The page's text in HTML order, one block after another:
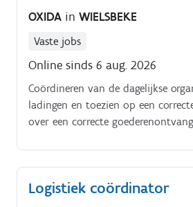
OXIDA in WIELSBEKE
Vaste jobs
Online sinds 6 aug. 2026
Coördineren van de dagelijkse
ladingen en toezien op een
over een correcte
van zendingen Dagelijks opvolgen
het rollend materieel met
veiligheid en onderhoud Uitvoeren
Logistiek coördinator